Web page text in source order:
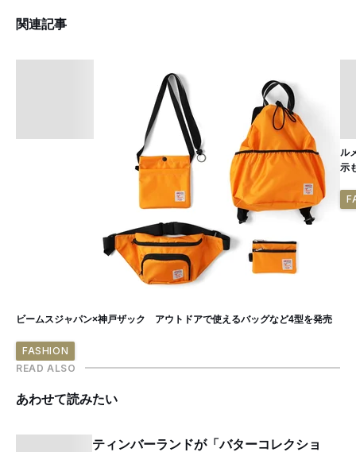
関連記事
ビームスジャパン×神戸ザック アウトドアで使えるバッグなど4型を発売
FASHION
ル
示
READ ALSO
あわせて読みたい
ティンバーランドが「バターコレクショ